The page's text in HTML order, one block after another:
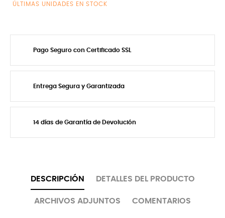
ÚLTIMAS UNIDADES EN STOCK
Pago Seguro con Certificado SSL
Entrega Segura y Garantizada
14 días de Garantía de Devolución
DESCRIPCIÓN DETALLES DEL PRODUCTO
ARCHIVOS ADJUNTOS COMENTARIOS